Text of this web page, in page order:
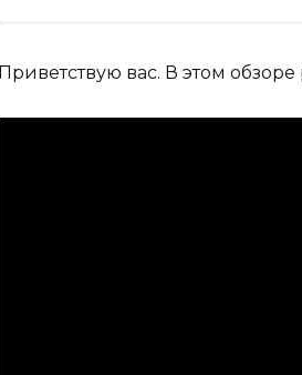
Приветствую вас. В этом